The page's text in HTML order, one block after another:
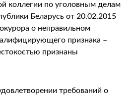
коллегии по уголовным делам
Беларусь от 20.02.2015
о неправильном
признака –
признаны
требований о